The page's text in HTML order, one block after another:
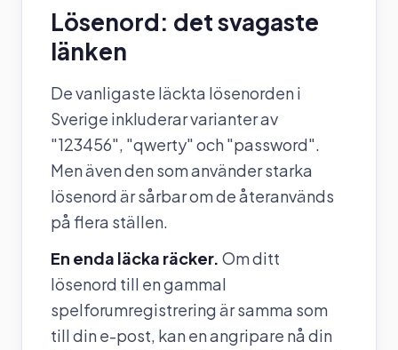
Lösenord: det svagaste
länken
De vanligaste läckta lösenorden i
Sverige inkluderar varianter av
"123456", "qwerty" och "password".
Men även den som använder starka
lösenord är sårbar om de återanvänds
på flera ställen.
En enda läcka räcker. Om ditt
lösenord till en gammal
spelforumregistrering är samma som
till din e-post, kan en angripare nå din